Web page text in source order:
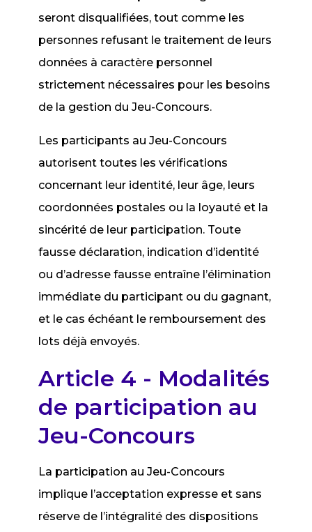
seront disqualifiées, tout comme les
personnes refusant le traitement de leurs
données à caractère personnel
strictement nécessaires pour les besoins
de la gestion du Jeu-Concours.
Les participants au Jeu-Concours
autorisent toutes les vérifications
concernant leur identité, leur âge, leurs
coordonnées postales ou la loyauté et la
sincérité de leur participation. Toute
fausse déclaration, indication d’identité
ou d’adresse fausse entraîne l’élimination
immédiate du participant ou du gagnant,
et le cas échéant le remboursement des
lots déjà envoyés.
Article 4 - Modalités
de participation au
Jeu-Concours
La participation au Jeu-Concours
implique l’acceptation expresse et sans
réserve de l’intégralité des dispositions